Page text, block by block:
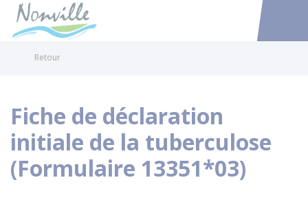
Accéder
Retour
Fiche de déclaration
initiale de la tuberculose
(Formulaire 13351*03)